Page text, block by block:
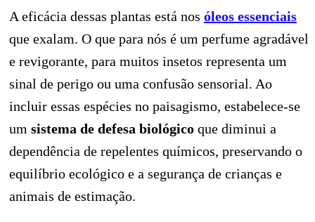
A eficácia dessas plantas está nos óleos essenciais
que exalam. O que para nós é um perfume agradável
e revigorante, para muitos insetos representa um
sinal de perigo ou uma confusão sensorial. Ao
incluir essas espécies no paisagismo, estabelece-se
um sistema de defesa biológico que diminui a
dependência de repelentes químicos, preservando o
equilíbrio ecológico e a segurança de crianças e
animais de estimação.